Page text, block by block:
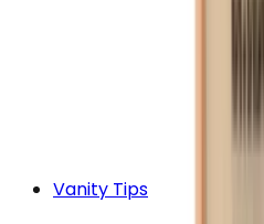
Vanity Tips